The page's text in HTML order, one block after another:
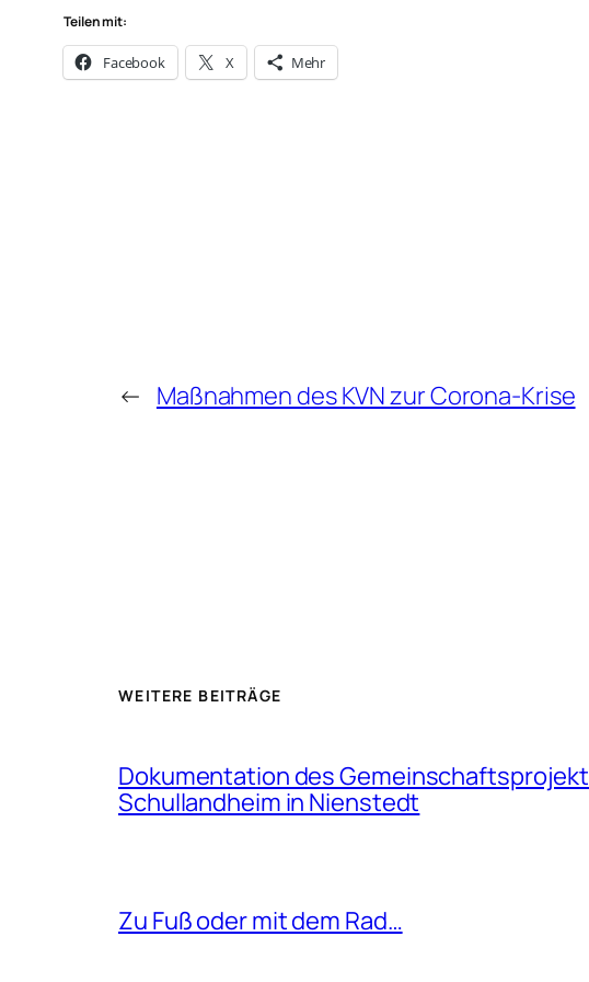
Teilen mit:
Facebook X Mehr
← Maßnahmen des KVN zur Corona-Krise
WEITERE BEITRÄGE
Dokumentation des
Schullandheim in Nienstedt
Zu Fuß oder mit dem Rad…